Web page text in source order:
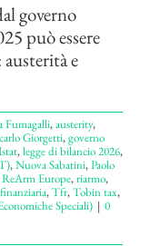
governo
può essere
e
Fumagalli,austerity,
Giorgetti,governo
,legge di bilancio 2026,
,Nuova Sabatini,Paolo
ReArm Europe,riarmo,
,Tfr,Tobin tax,
Speciali) | 0